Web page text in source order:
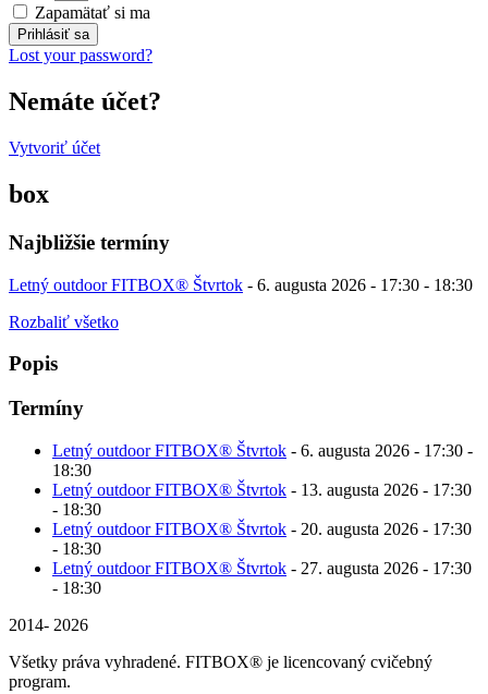
Zapamätať si ma
Prihlásiť sa
Lost your password?
Nemáte účet?
Vytvoriť účet
box
Najbližšie termíny
Letný outdoor FITBOX® Štvrtok - 6. augusta 2026 - 17:30 - 18:30
Rozbaliť všetko
Popis
Termíny
Letný outdoor FITBOX® Štvrtok - 6. augusta 2026 - 17:30 -
18:30
Letný outdoor FITBOX® Štvrtok - 13. augusta 2026 - 17:30
- 18:30
Letný outdoor FITBOX® Štvrtok - 20. augusta 2026 - 17:30
- 18:30
Letný outdoor FITBOX® Štvrtok - 27. augusta 2026 - 17:30
- 18:30
2014- 2026
Všetky práva vyhradené. FITBOX® je licencovaný cvičebný
program.